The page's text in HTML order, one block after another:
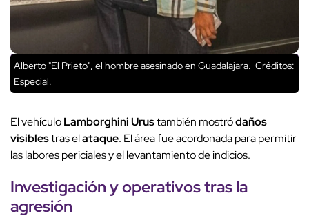
Alberto "El Prieto", el hombre asesinado en Guadalajara. Créditos:
Especial.
El vehículoLamborghini Urustambién mostródaños
visiblestras elataque. El área fue acordonada para permitir
las labores periciales y el levantamiento de indicios.
Investigación y operativos tras la
agresión